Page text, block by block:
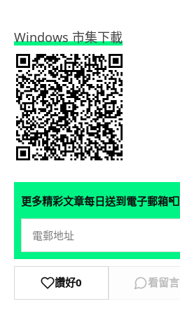
Windows 市集下載
更多精彩文章每日送到電子郵箱📮
讚好0 看留言